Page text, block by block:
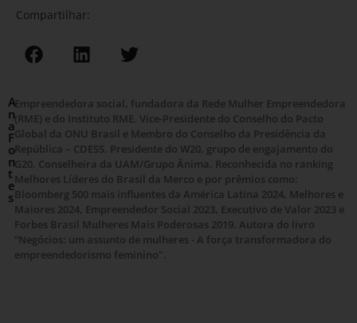
Compartilhar:
A
n
a
F
o
n
t
e
s
Empreendedora social, fundadora da Rede Mulher Empreendedora
(RME) e do Instituto RME. Vice-Presidente do Conselho do Pacto
Global da ONU Brasil e Membro do Conselho da Presidência da
República – CDESS. Presidente do W20, grupo de engajamento do
G20. Conselheira da UAM/Grupo Ânima. Reconhecida no ranking
Melhores Líderes do Brasil da Merco e por prêmios como:
Bloomberg 500 mais influentes da América Latina 2024, Melhores e
Maiores 2024, Empreendedor Social 2023, Executivo de Valor 2023 e
Forbes Brasil Mulheres Mais Poderosas 2019. Autora do livro
“Negócios: um assunto de mulheres - A força transformadora do
empreendedorismo feminino".